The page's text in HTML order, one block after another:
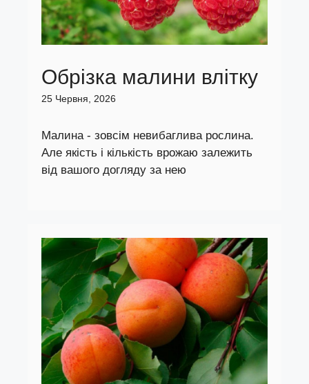
Обрізка малини влітку
25 Червня, 2026
Малина - зовсім невибаглива рослина.
Але якість і кількість врожаю залежить
від вашого догляду за нею